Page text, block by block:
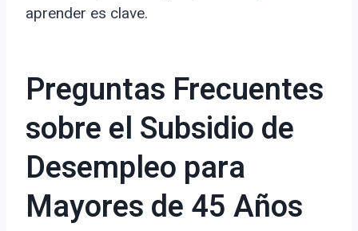
aprender es clave.
Preguntas Frecuentes
sobre el Subsidio de
Desempleo para
Mayores de 45 Años